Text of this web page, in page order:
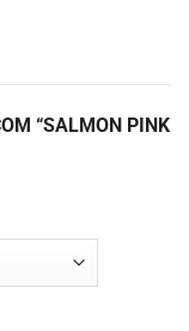
“SALMON PINK